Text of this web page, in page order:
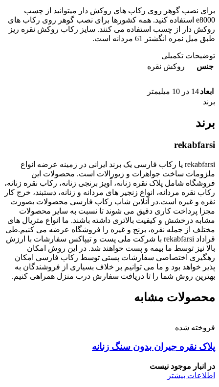
برای نصب گوهر روی رکاب های روکش دار میتوانید از چسب
e8000 استفاده کنید. همه کشورها برای نصب گوهر روی رکاب های
روکش دار از چسب استفاده می کنند. سایز رکاب روکش نقره ریز
طبق میل نمره انگشتر 61 مردانه است.
توضیحات تکمیلی
جنس
روکش نقره
ابعاد14 در 10 میلیمتر
برند
برند
rekabfarsi
rekabfarsi یا رکاب فارسی یک برند ایرانی در زمینه عرضه انواع
ملزومات ساخت جواهرات و زیورالات است. محصولات این
فروشگاه شامل پلاک نقره زنانه، آویز برنجی زنانه، رکاب نقره زنانه،
رکاب نقره مردانه، انواع زنجیر های مردانه و زنانه، دستبند، خرج کار
نقره و غیره است.در آنلاین شاپ رکاب فارسی محصولات بصورت
مجزا پرداخت کاری دقیق می شوند تا نسبت به سایر محصولات
مشابه درخشش و کیفیت بالاتری داشته باشند. ما انواع متریال های
مختلف از جمله نقره، برنج و غیره را فروشگاه عرضه می کنیم.طی
قراداد rekabfarsi با شرکت ملی پست و تیپاکس سفارشات با ارزش
بالا نیز توسط ما بیمه و پست خواهند شد. در این روش امکان
رهگیری اختصاصی سفارشات پستی توسط رکاب فارسی امکان
پذیر خواهد بود و ما می توانیم بر خلاف بسیاری از فروشندگان به
بهترین روش شما را تا دریافت سفارش درب منزل همراهی کنیم.
محصولات مشابه
فروخته شده
پلاک نقره جیران بدون سنگ زنانه
در انبار موجود نیست
اطلاعات بیشتر